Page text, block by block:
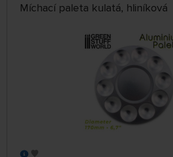
Míchací paleta kulatá, hliníková